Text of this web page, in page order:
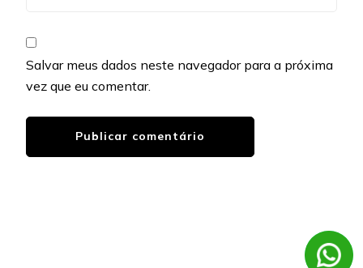
Salvar meus dados neste navegador para a próxima
vez que eu comentar.